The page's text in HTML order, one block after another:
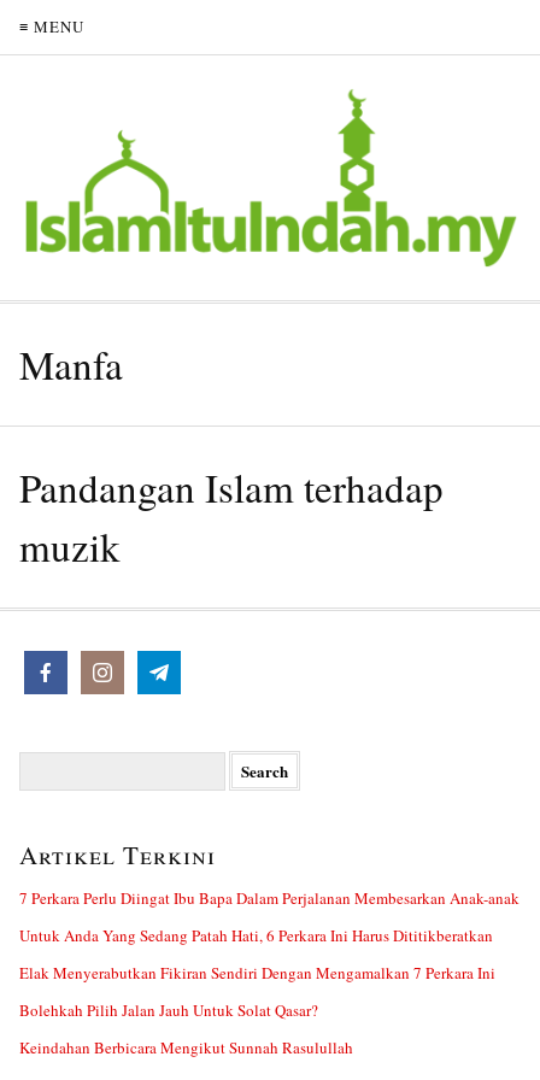
≡ MENU
Manfa
Pandangan Islam terhadap
muzik
Artikel Terkini
7 Perkara Perlu Diingat Ibu Bapa Dalam Perjalanan Membesarkan Anak-anak
Untuk Anda Yang Sedang Patah Hati, 6 Perkara Ini Harus Dititikberatkan
Elak Menyerabutkan Fikiran Sendiri Dengan Mengamalkan 7 Perkara Ini
Bolehkah Pilih Jalan Jauh Untuk Solat Qasar?
Keindahan Berbicara Mengikut Sunnah Rasulullah